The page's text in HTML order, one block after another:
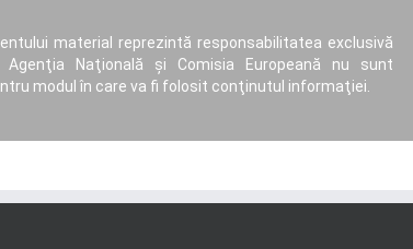
material reprezintă responsabilitatea exclusivă
Naţională şi Comisia Europeană nu sunt
modul în care va fi folosit conţinutul informaţiei.